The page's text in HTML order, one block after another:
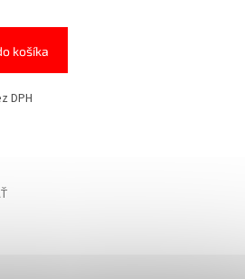
košíka
DPH